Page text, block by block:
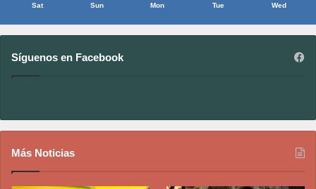
Sat Sun Mon Tue Wed
Síguenos en Facebook
Más Noticias